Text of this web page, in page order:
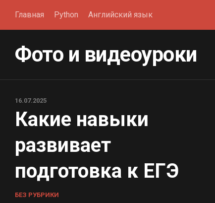
содержанию
Главная Python Английский язык
Фото и видеоуроки
16.07.2025
Какие навыки
развивает
подготовка к ЕГЭ
БЕЗ РУБРИКИ